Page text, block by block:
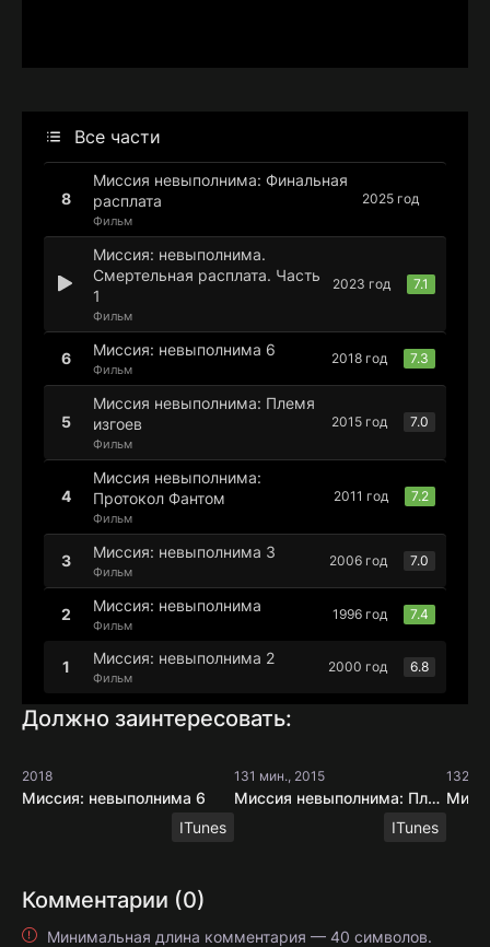
Все части
Миссия: невыполнима 2
Фильм
2000 год 6.8
Миссия: невыполнима
Фильм
1996 год 7.4
Миссия: невыполнима 3
Фильм
2006 год 7.0
Миссия невыполнима:
Протокол Фантом
Фильм
2011 год 7.2
Миссия невыполнима: Племя
изгоев
Фильм
2015 год 7.0
Миссия: невыполнима 6
Фильм
2018 год 7.3
Миссия: невыполнима.
Смертельная расплата. Часть
1
Фильм
2023 год 7.1
Миссия невыполнима: Финальная
расплата
Фильм
2025 год
Должно заинтересовать:
2018
Миссия: невыполнима 6
ITunes
131 мин., 2015
Миссия невыполнима: Племя изгоев
ITunes
132
Комментарии (0)
Минимальная длина комментария — 40 символов.